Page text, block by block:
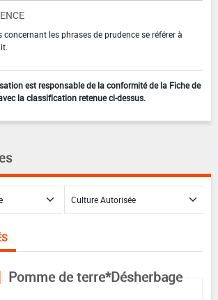
les phrases de prudence se référer à
est responsable de la conformité de la Fiche de
la classification retenue ci-dessus.
Pomme de terre*Désherbage